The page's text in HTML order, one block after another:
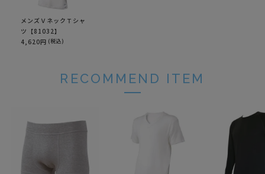
メンズＶネックＴシャ
ツ【81032】
4,620円 (税込)
RECOMMEND ITEM